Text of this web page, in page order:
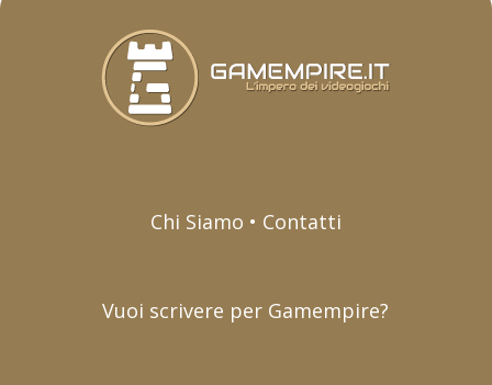
Chi Siamo • Contatti
Vuoi scrivere per Gamempire?